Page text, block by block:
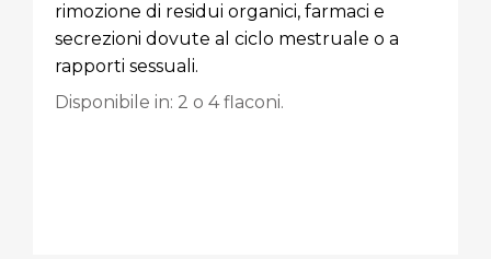
rimozione di residui organici, farmaci e
secrezioni dovute al ciclo mestruale o a
rapporti sessuali.
Disponibile in: 2 o 4 flaconi.